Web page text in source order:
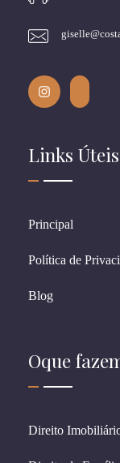
Links Úteis
Principal
Política de
Blog
Oque
Direito